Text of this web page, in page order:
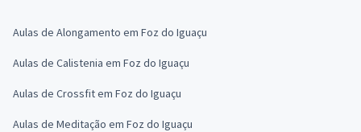
Aulas de Alongamento em Foz do Iguaçu
Aulas de Calistenia em Foz do Iguaçu
Aulas de Crossfit em Foz do Iguaçu
Aulas de Meditação em Foz do Iguaçu